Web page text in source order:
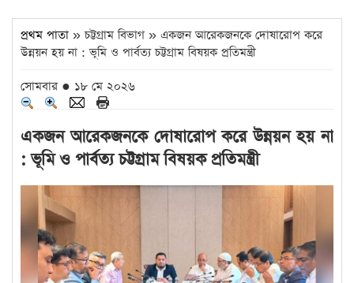
প্রথম পাতা » চট্টগ্রাম বিভাগ » একজন আরেকজনকে দোষারোপ করে
উন্নয়ন হয় না : ভূমি ও পার্বত্য চট্টগ্রাম বিষয়ক প্রতিমন্ত্রী
সোমবার ● ১৮ মে ২০২৬
একজন আরেকজনকে দোষারোপ করে উন্নয়ন হয় না
: ভূমি ও পার্বত্য চট্টগ্রাম বিষয়ক প্রতিমন্ত্রী